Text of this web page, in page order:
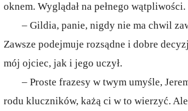
oknem. Wyglądał na pełnego wątpliwości.
– Gildia, panie, nigdy nie ma chwil
Zawsze podejmuje rozsądne i dobre
mój ojciec, jak i jego uczył.
– Proste frazesy w twym umyśle,
rodu kluczników, każą ci w to wierzyć.